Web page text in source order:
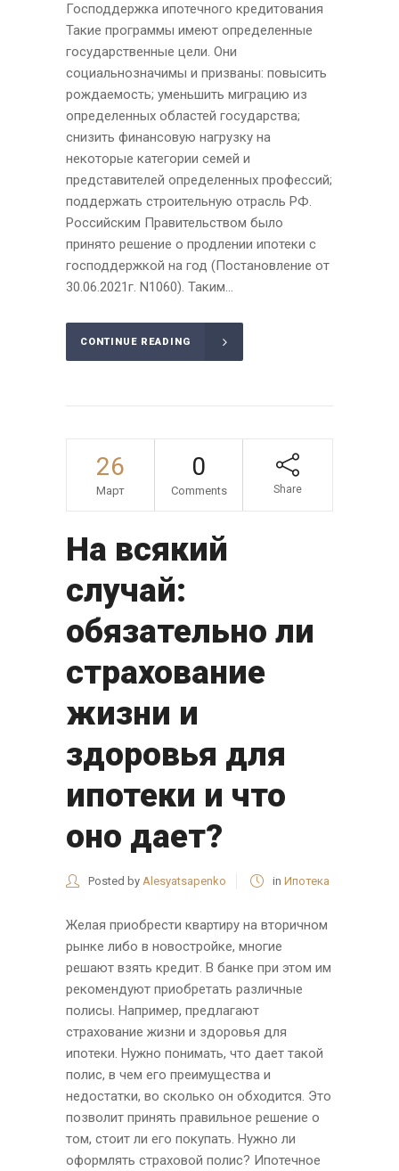
Господдержка ипотечного кредитования
Такие программы имеют определенные
государственные цели. Они
социальнозначимы и призваны: повысить
рождаемость; уменьшить миграцию из
определенных областей государства;
снизить финансовую нагрузку на
некоторые категории семей и
представителей определенных профессий;
поддержать строительную отрасль РФ.
Российским Правительством было
принято решение о продлении ипотеки с
господдержкой на год (Постановление от
30.06.2021г. N1060). Таким...
CONTINUE READING
26
Март
0
Comments Share
На всякий
случай:
обязательно ли
страхование
жизни и
здоровья для
ипотеки и что
оно дает?
Posted by Alesyatsapenko in Ипотека
Желая приобрести квартиру на вторичном
рынке либо в новостройке, многие
решают взять кредит. В банке при этом им
рекомендуют приобретать различные
полисы. Например, предлагают
страхование жизни и здоровья для
ипотеки. Нужно понимать, что дает такой
полис, в чем его преимущества и
недостатки, во сколько он обходится. Это
позволит принять правильное решение о
том, стоит ли его покупать. Нужно ли
оформлять страховой полис? Ипотечное